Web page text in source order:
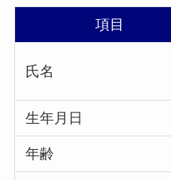
項目
氏名
生年月日
年齢